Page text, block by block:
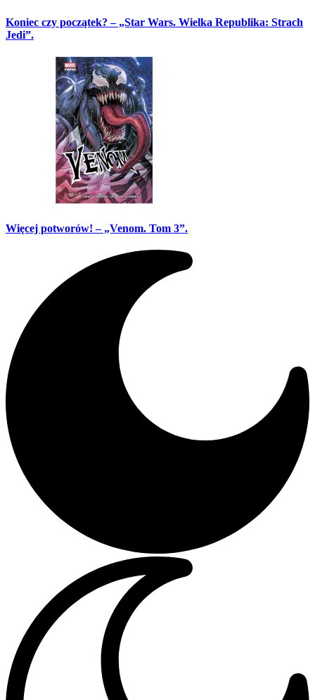
Koniec czy początek? – „Star Wars. Wielka Republika: Strach
Jedi”.
Więcej potworów! – „Venom. Tom 3”.